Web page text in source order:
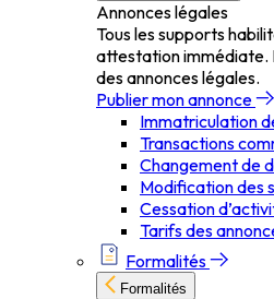
Annonces légales
Tous les supports
attestation immédiate.
des annonces légales.
Publier mon annonce
Immatriculation
Transactions
Changement de
Modification des
Cessation
Tarifs des
Formalités
Formalités